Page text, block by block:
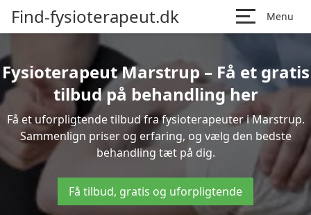
Find-fysioterapeut.dk Menu
Fysioterapeut Marstrup – Få et gratis
tilbud på behandling her
Få et uforpligtende tilbud fra fysioterapeuter i Marstrup.
Sammenlign priser og erfaring, og vælg den bedste
behandling tæt på dig.
Få tilbud, gratis og uforpligtende